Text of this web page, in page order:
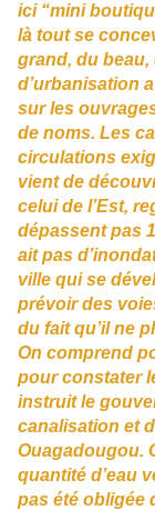
ici “mini
là tout se
grand, du
d’urbanisation
sur les
de noms. Les
circulations
vient de
celui de l’Est,
dépassent pas
ait pas
ville qui se
prévoir des
du fait qu’il ne
On comprend
pour constater
instruit le
canalisation et
Ouagadougou.
quantité d’eau
pas été obligée